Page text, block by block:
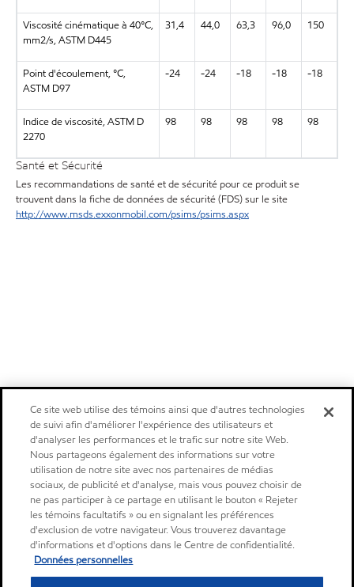
Viscosité cinématique à 40°C,
mm2/s, ASTM D445
31,4 44,0 63,3 96,0 150
Point d'écoulement, °C,
ASTM D97
-24 -24 -18 -18 -18
Indice de viscosité, ASTM D
2270
98 98 98 98 98
Santé et Sécurité
Les recommandations de santé et de sécurité pour ce produit se
trouvent dans la fiche de données de sécurité (FDS) sur le site
http://www.msds.exxonmobil.com/psims/psims.aspx
Ce site web utilise des témoins ainsi que d'autres technologies
de suivi afin d'améliorer l'expérience des utilisateurs et
d'analyser les performances et le trafic sur notre site Web.
Nous partageons également des informations sur votre
utilisation de notre site avec nos partenaires de médias
sociaux, de publicité et d'analyse, mais vous pouvez choisir de
ne pas participer à ce partage en utilisant le bouton « Rejeter
les témoins facultatifs » ou en signalant les préférences
d'exclusion de votre navigateur. Vous trouverez davantage
d'informations et d'options dans le Centre de confidentialité.
Données personnelles